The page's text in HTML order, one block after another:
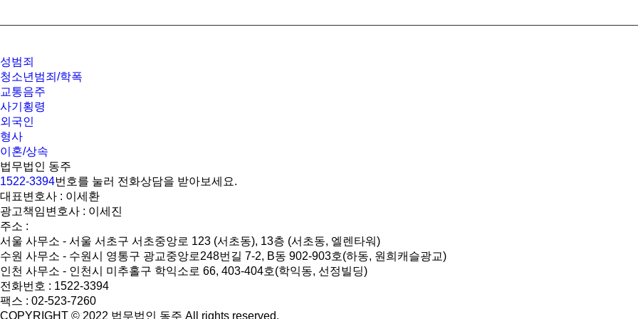
성범죄
청소년범죄/학폭
교통음주
사기횡령
외국인
형사
이혼/상속
법무법인 동주
1522-3394번호를 눌러 전화상담을 받아보세요.
대표변호사 : 이세환
광고책임변호사 : 이세진
주소 :
서울 사무소 - 서울 서초구 서초중앙로 123 (서초동), 13층 (서초동, 엘렌타워)
수원 사무소 - 수원시 영통구 광교중앙로248번길 7-2, B동 902-903호(하동, 원희캐슬광교)
인천 사무소 - 인천시 미추홀구 학익소로 66, 403-404호(학익동, 선정빌딩)
전화번호 : 1522-3394
팩스 : 02-523-7260
COPYRIGHT © 2022 법무법인 동주 All rights reserved.